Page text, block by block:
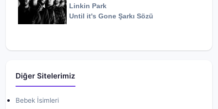
Linkin Park
Until it's Gone Şarkı Sözü
Diğer Sitelerimiz
Bebek İsimleri